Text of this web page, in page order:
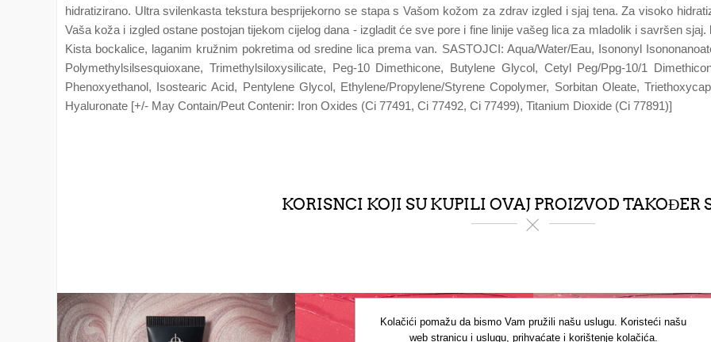
hidratizirano. Ultra svilenkasta tekstura besprijekorno se stapa s Vašom kožom za zdrav izgled i sjaj tena. Za visoko
Vaša koža i izgled ostane postojan tijekom cijelog dana - izgladit će sve pore i fine linije vašeg lica za mladolik i savršen sjaj.
Kista bockalice, laganim kružnim pokretima od sredine lica prema van. SASTOJCI: Aqua/Water/Eau, Isononyl
Polymethylsilsesquioxane, Trimethylsiloxysilicate, Peg-10 Dimethicone, Butylene Glycol, Cetyl Peg/Ppg-10/1
Phenoxyethanol, Isostearic Acid, Pentylene Glycol, Ethylene/Propylene/Styrene Copolymer, Sorbitan Oleate,
Hyaluronate [+/- May Contain/Peut Contenir: Iron Oxides (Ci 77491, Ci 77492, Ci 77499), Titanium Dioxide (Ci 77891)]
KORISNCI KOJI SU KUPILI OVAJ PROIZVOD TAKOĐER
Kolačići pomažu da bismo Vam pružili našu uslugu. Koristeći našu
web stranicu i uslugu, prihvaćate i korištenje kolačića.